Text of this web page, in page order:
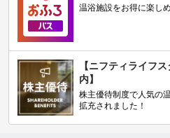
温浴施設をお得に楽し
【ニフティライフ
内】
株主優待制度で人気の
拡充されました！